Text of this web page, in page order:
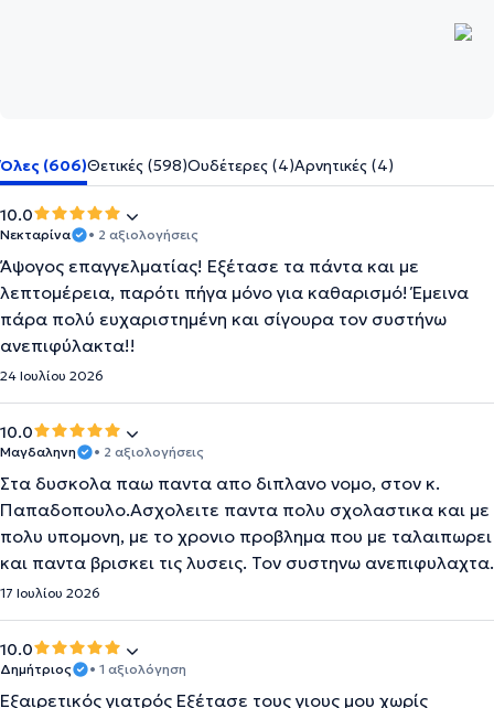
Όλες (606)Θετικές (598)Ουδέτερες (4)Αρνητικές (4)
10.0
Νεκταρίνα • 2 αξιολογήσεις
Άψογος επαγγελματίας! Εξέτασε τα πάντα και με
λεπτομέρεια, παρότι πήγα μόνο για καθαρισμό! Έμεινα
πάρα πολύ ευχαριστημένη και σίγουρα τον συστήνω
ανεπιφύλακτα!!
24 Ιουλίου 2026
10.0
Μαγδαληνη • 2 αξιολογήσεις
Στα δυσκολα παω παντα απο διπλανο νομο, στον κ.
Παπαδοπουλο.Ασχολειτε παντα πολυ σχολαστικα και με
πολυ υπομονη, με το χρονιο προβλημα που με ταλαιπωρει
και παντα βρισκει τις λυσεις. Τον συστηνω ανεπιφυλαχτα.
17 Ιουλίου 2026
10.0
Δημήτριος • 1 αξιολόγηση
Εξαιρετικός γιατρός Εξέτασε τους γιους μου χωρίς